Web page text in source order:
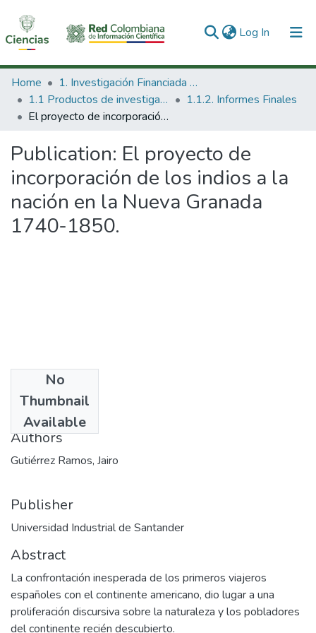
Log In (current)
Communities & Collections
All of DSpace
Home
1. Investigación Financiada con Recursos Públicos
1.1 Productos de investigación
1.1.2. Informes Finales
El proyecto de incorporación de los indios a la nación en la Nueva Granada 1740-1850.
Publication: El proyecto de
incorporación de los indios a la
nación en la Nueva Granada
1740-1850.
No
Thumbnail
Available
2000
Authors
Gutiérrez Ramos, Jairo
Publisher
Universidad Industrial de Santander
Abstract
La confrontación inesperada de los primeros viajeros
españoles con el continente americano, dio lugar a una
proliferación discursiva sobre la naturaleza y los pobladores
del continente recién descubierto.